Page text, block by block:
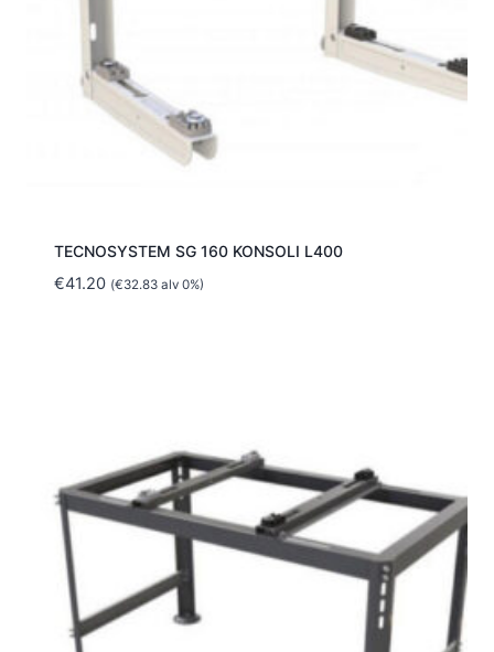
TECNOSYSTEM SG 160 KONSOLI L400
€41.20 (€32.83alv 0%)